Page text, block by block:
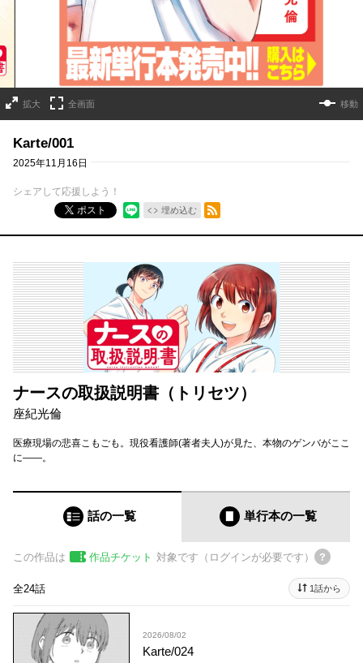
詳細ページへのリンク
拡大 全画面 移動
Karte/001
2025年11月16日
シェアして応援しよう！
ポスト
埋め込む
RSSフィード
ナースの取扱説明書（トリセツ）
座紀光倫
医療現場の悲喜こもごも。現役看護師(著者夫人)が見た、本物のゲンバがここ
に――。
話の一覧 単行本の一覧
この作品は 作品チケット 対象です（ログインが必要です）
全24話 1話から
2026/08/02
Karte/024